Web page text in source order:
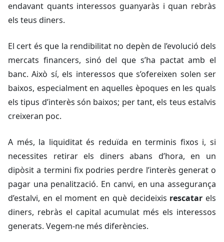
endavant quants interessos guanyaràs i quan rebràs
els teus diners.
El cert és que la rendibilitat no depèn de l’evolució dels
mercats financers, sinó del que s’ha pactat amb el
banc. Això sí, els interessos que s’ofereixen solen ser
baixos, especialment en aquelles èpoques en les quals
els tipus d’interès són baixos; per tant, els teus estalvis
creixeran poc.
A més, la liquiditat és reduïda en terminis fixos i, si
necessites retirar els diners abans d’hora, en un
dipòsit a termini fix podries perdre l’interès generat o
pagar una penalització. En canvi, en una assegurança
d’estalvi, en el moment en què decideixis rescatar els
diners, rebràs el capital acumulat més els interessos
generats. Vegem-ne més diferències.